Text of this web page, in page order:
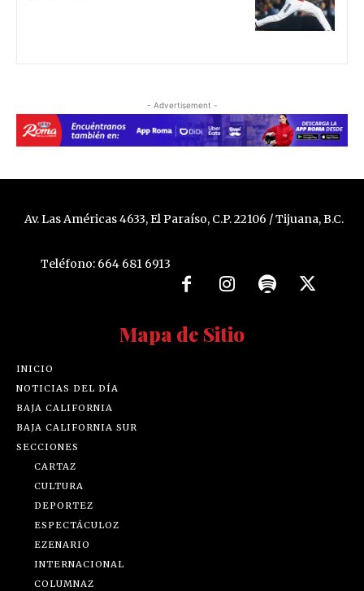
- Advertisement -
Av. Las Américas 4633, El Paraíso, C.P. 22106 / Tijuana, B.C.
Teléfono: 664 681 6913
Mapa de Sitio
INICIO
NOTICIAS DEL DÍA
BAJA CALIFORNIA
BAJA CALIFORNIA SUR
SECCIONES
CARTAZ
CULTURA
DEPORTEZ
ESPECTÁCULOZ
EZENARIO
INTERNACIONAL
COLUMNAZ